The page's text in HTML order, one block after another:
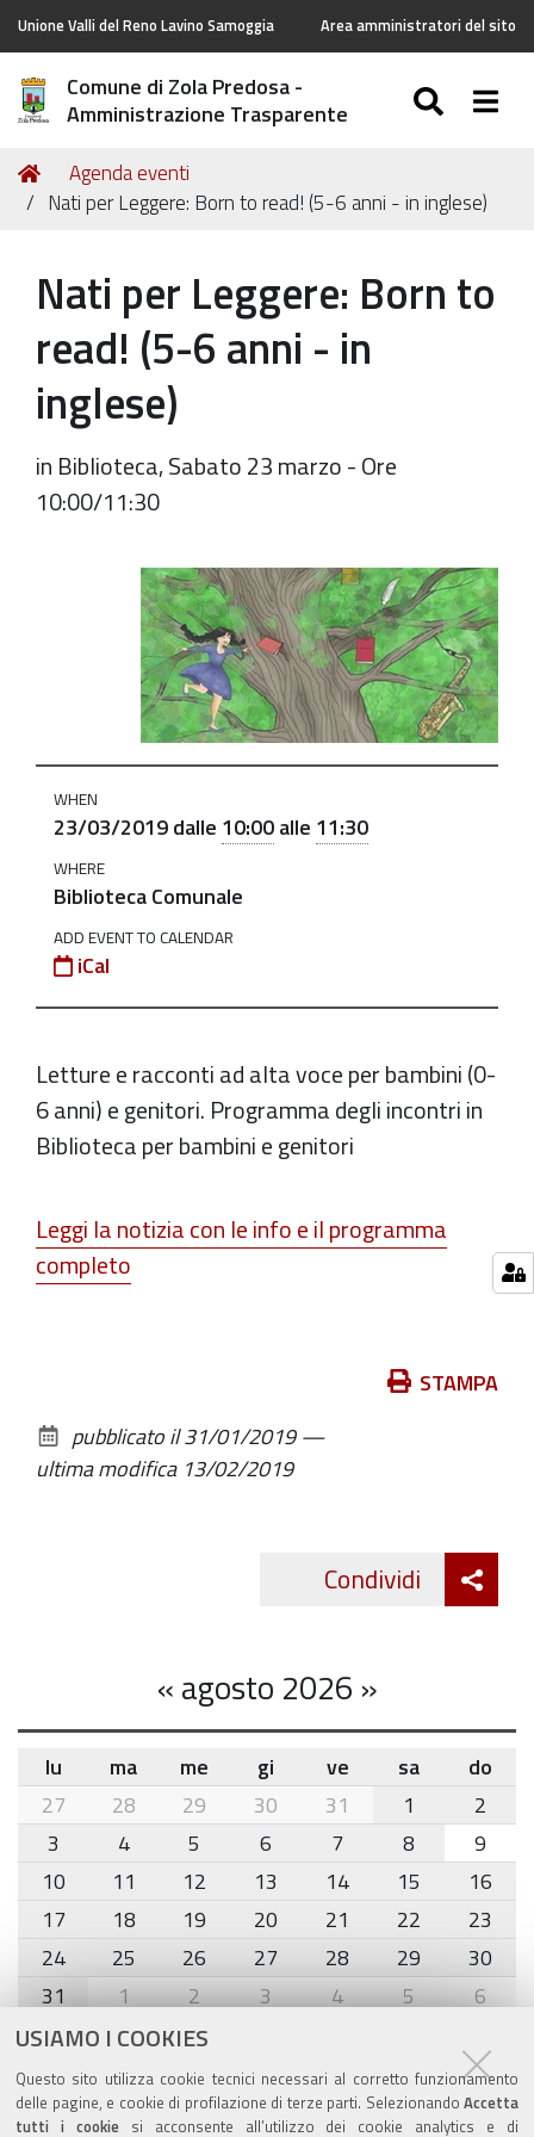
USIAMO I COOKIES
Questo sito utilizza cookie tecnici necessari al corretto funzionamento
delle pagine, e cookie di profilazione di terze parti. Selezionando Accetta
tutti i cookiesi acconsente all’utilizzo dei cookie analytics e di
Unione Valli del Reno Lavino Samoggia Area amministratori del sito
Comune di Zola Predosa -
Amministrazione Trasparente
Tu
sei
Home
Agenda eventi
Nati per Leggere: Born to read! (5-6 anni - in inglese)
Nati per Leggere: Born to
read! (5-6 anni - in
inglese)
in Biblioteca, Sabato 23 marzo - Ore
10:00/11:30
https://old.comune.zolapredosa.bo.it/events/
Born
read!
(5-
anni
-
inglese)
2019-
03-
2019-
03-
23T11:30:00+01:00
23
marzo
-
WHEN
23/03/2019dalle 10:00alle 11:30
WHERE
Biblioteca Comunale
ADD EVENT TO CALENDAR
iCal
Letture e racconti ad alta voce per bambini (0-
6 anni) e genitori. Programma degli incontri in
Biblioteca per bambini e genitori
Leggi la notizia con le info e il programma
completo
documento
STAMPA
pubblicato il31/01/2019—
ultima modifica 13/02/2019
Condividi
«agosto 2026 »
month-
8
lu ma me gi ve sa
do
27
28 29 30 31 1
2
3
4 5 6 7 8
9
10
11 12 13 14 15
16
17
18 19 20 21 22
23
24
25 26 27 28 29
30
31
1 2 3 4 5 6
Agenda eventi
torna alla sezione